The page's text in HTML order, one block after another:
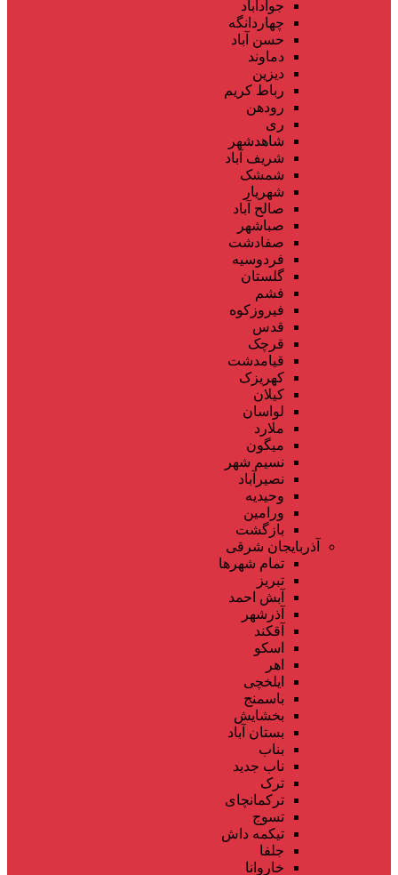
جوادآباد
چهاردانگه
حسن آباد
دماوند
دیزین
رباط کریم
رودهن
ری
شاهدشهر
شریف آباد
شمشک
شهریار
صالح آباد
صباشهر
صفادشت
فردوسیه
گلستان
فشم
فیروزکوه
قدس
قرچک
قیامدشت
کهریزک
کیلان
لواسان
ملارد
میگون
نسیم شهر
نصیرآباد
وحیدیه
ورامین
بازگشت
آذربایجان شرقی
تمام شهر‌ها
تبریز
آبش احمد
آذرشهر
آقکند
اسکو
اهر
ایلخچی
باسمنج
بخشایش
بستان آباد
بناب
ناب جدید
ترک
ترکمانچای
تسوج
تیکمه داش
جلفا
خاروانا